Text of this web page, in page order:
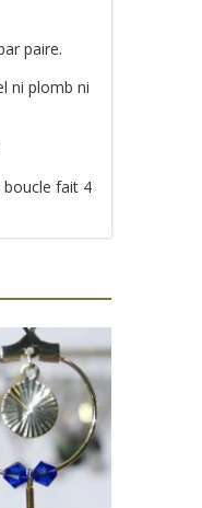
paire.
ni plomb ni
boucle fait 4